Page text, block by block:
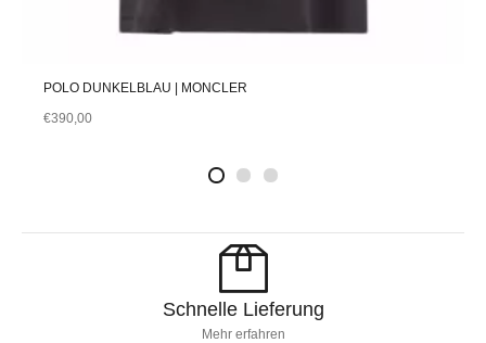
POLO DUNKELBLAU | MONCLER
€390,00
Schnelle Lieferung
Mehr erfahren